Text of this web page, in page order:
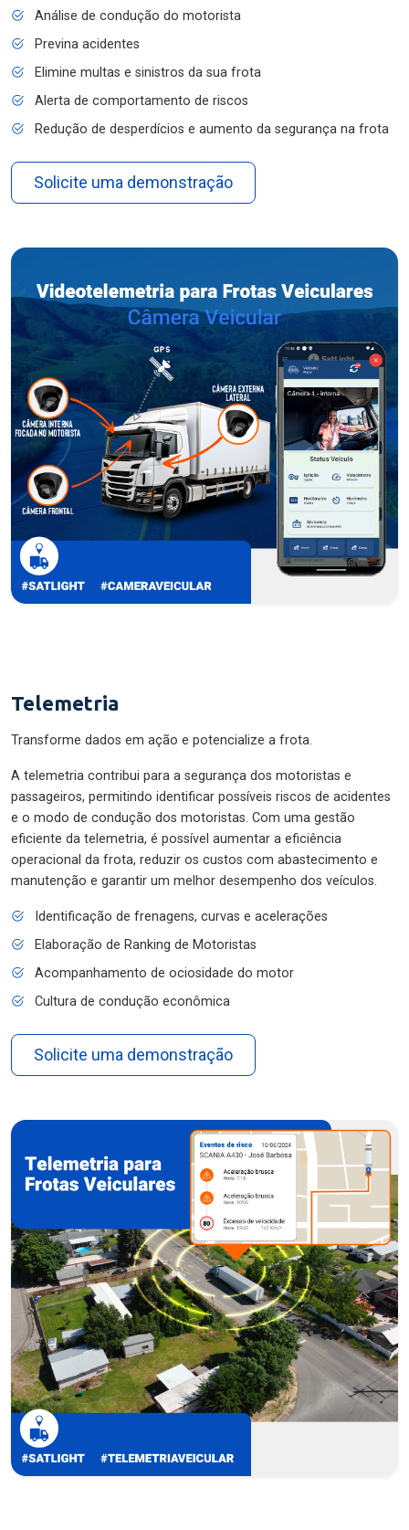
Análise de condução do motorista
Previna acidentes
Elimine multas e sinistros da sua frota
Alerta de comportamento de riscos
Redução de desperdícios e aumento da segurança na frota
Solicite uma demonstração
Telemetria
Transforme dados em ação e potencialize a frota.
A telemetria contribui para a segurança dos motoristas e
passageiros, permitindo identificar possíveis riscos de acidentes
e o modo de condução dos motoristas. Com uma gestão
eficiente da telemetria, é possível aumentar a eficiência
operacional da frota, reduzir os custos com abastecimento e
manutenção e garantir um melhor desempenho dos veículos.
Identificação de frenagens, curvas e acelerações
Elaboração de Ranking de Motoristas
Acompanhamento de ociosidade do motor
Cultura de condução econômica
Solicite uma demonstração